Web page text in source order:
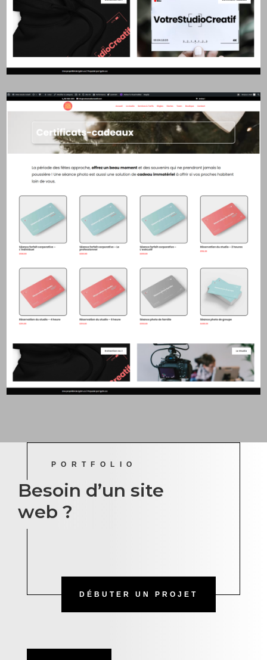
PORTFOLIO
Besoin d’un site
web ?
DÉBUTER UN PROJET